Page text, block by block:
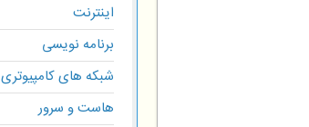
اینترنت
برنامه نویسی
شبکه های کامپیوتری
هاست و سرور